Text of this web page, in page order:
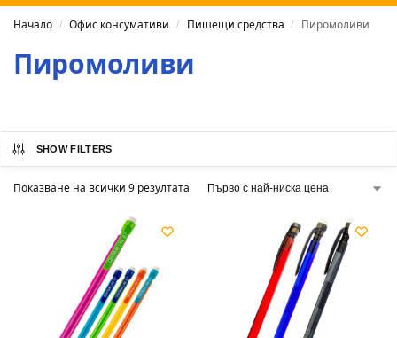
Начало / Офис консумативи / Пишещи средства / Пиромоливи
Пиромоливи
SHOW FILTERS
Показване на всички 9 резултата